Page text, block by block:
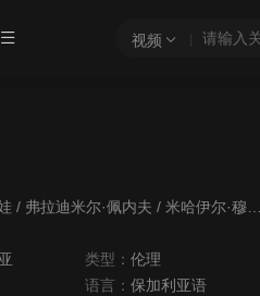
视频
/ 弗拉迪米尔·佩内夫 / 米哈伊尔·穆塔福夫
类型： 伦理
语言： 保加利亚语